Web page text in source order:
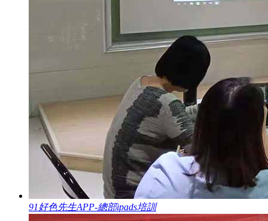
91好色先生APP-總部ipads培訓